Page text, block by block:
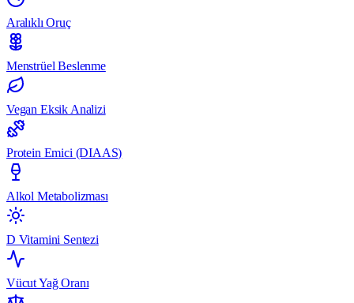
Aralıklı Oruç
Menstrüel Beslenme
Vegan Eksik Analizi
Protein Emici (DIAAS)
Alkol Metabolizması
D Vitamini Sentezi
Vücut Yağ Oranı